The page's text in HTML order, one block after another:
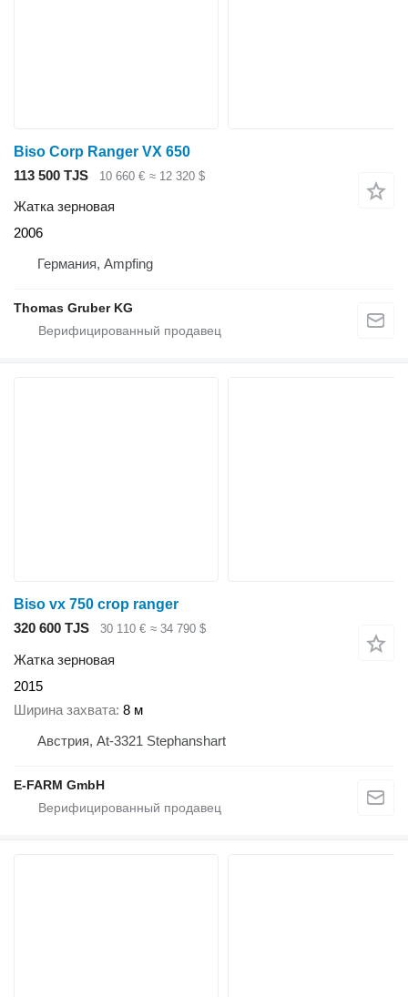
Biso Corp Ranger VX 650
113 500 TJS
10 660 € ≈ 12 320 $
Жатка зерновая
2006
Германия, Ampfing
Thomas Gruber KG
Biso vx 750 crop ranger
320 600 TJS
30 110 € ≈ 34 790 $
Жатка зерновая
2015
Ширина захвата 8 м
Австрия, At-3321 Stephanshart
E-FARM GmbH